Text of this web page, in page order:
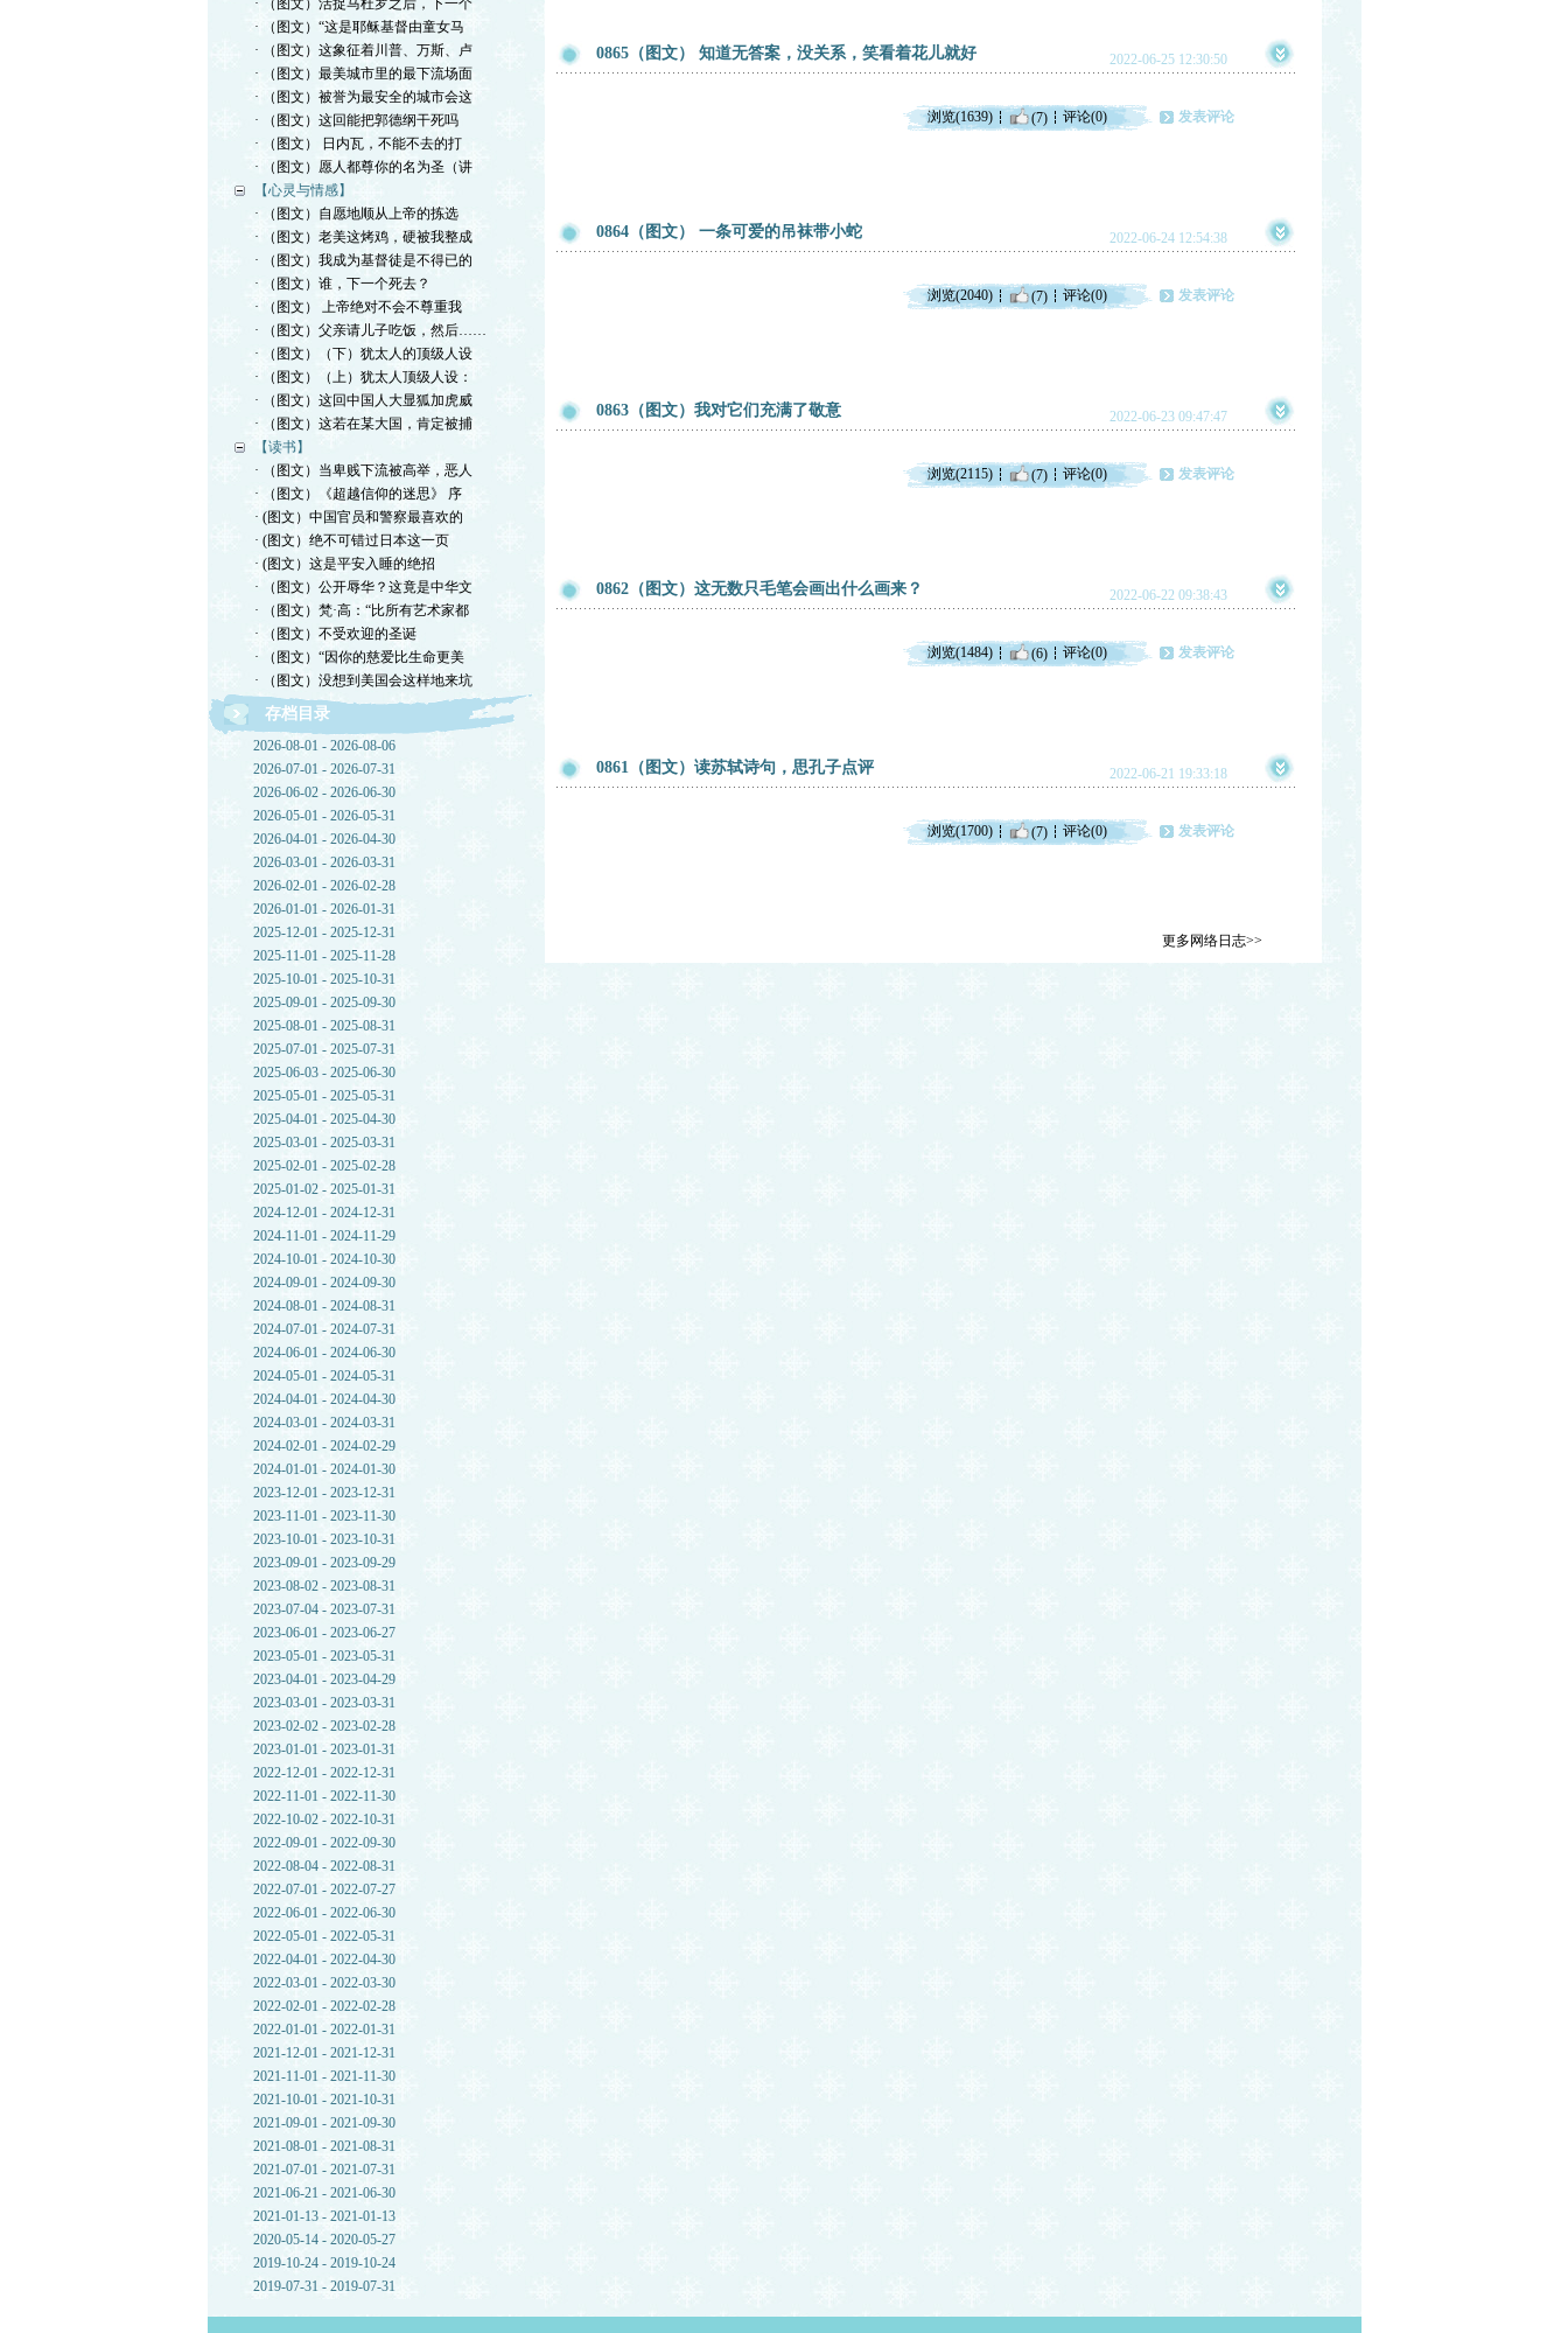
· （图文）活捉马杜罗之后，下一个
· （图文）“这是耶稣基督由童女马
· （图文）这象征着川普、万斯、卢
· （图文）最美城市里的最下流场面
· （图文）被誉为最安全的城市会这
· （图文）这回能把郭德纲干死吗
· （图文） 日内瓦，不能不去的打
· （图文）愿人都尊你的名为圣（讲
【心灵与情感】
· （图文）自愿地顺从上帝的拣选
· （图文）老美这烤鸡，硬被我整成
· （图文）我成为基督徒是不得已的
· （图文）谁，下一个死去？
· （图文） 上帝绝对不会不尊重我
· （图文）父亲请儿子吃饭，然后……
· （图文）（下）犹太人的顶级人设
· （图文）（上）犹太人顶级人设：
· （图文）这回中国人大显狐加虎威
· （图文）这若在某大国，肯定被捕
【读书】
· （图文）当卑贱下流被高举，恶人
· （图文）《超越信仰的迷思》 序
· (图文）中国官员和警察最喜欢的
· (图文）绝不可错过日本这一页
· (图文）这是平安入睡的绝招
· （图文）公开辱华？这竟是中华文
· （图文）梵·高：“比所有艺术家都
· （图文）不受欢迎的圣诞
· （图文）“因你的慈爱比生命更美
· （图文）没想到美国会这样地来坑
存档目录
2026-08-01 - 2026-08-06
2026-07-01 - 2026-07-31
2026-06-02 - 2026-06-30
2026-05-01 - 2026-05-31
2026-04-01 - 2026-04-30
2026-03-01 - 2026-03-31
2026-02-01 - 2026-02-28
2026-01-01 - 2026-01-31
2025-12-01 - 2025-12-31
2025-11-01 - 2025-11-28
2025-10-01 - 2025-10-31
2025-09-01 - 2025-09-30
2025-08-01 - 2025-08-31
2025-07-01 - 2025-07-31
2025-06-03 - 2025-06-30
2025-05-01 - 2025-05-31
2025-04-01 - 2025-04-30
2025-03-01 - 2025-03-31
2025-02-01 - 2025-02-28
2025-01-02 - 2025-01-31
2024-12-01 - 2024-12-31
2024-11-01 - 2024-11-29
2024-10-01 - 2024-10-30
2024-09-01 - 2024-09-30
2024-08-01 - 2024-08-31
2024-07-01 - 2024-07-31
2024-06-01 - 2024-06-30
2024-05-01 - 2024-05-31
2024-04-01 - 2024-04-30
2024-03-01 - 2024-03-31
2024-02-01 - 2024-02-29
2024-01-01 - 2024-01-30
2023-12-01 - 2023-12-31
2023-11-01 - 2023-11-30
2023-10-01 - 2023-10-31
2023-09-01 - 2023-09-29
2023-08-02 - 2023-08-31
2023-07-04 - 2023-07-31
2023-06-01 - 2023-06-27
2023-05-01 - 2023-05-31
2023-04-01 - 2023-04-29
2023-03-01 - 2023-03-31
2023-02-02 - 2023-02-28
2023-01-01 - 2023-01-31
2022-12-01 - 2022-12-31
2022-11-01 - 2022-11-30
2022-10-02 - 2022-10-31
2022-09-01 - 2022-09-30
2022-08-04 - 2022-08-31
2022-07-01 - 2022-07-27
2022-06-01 - 2022-06-30
2022-05-01 - 2022-05-31
2022-04-01 - 2022-04-30
2022-03-01 - 2022-03-30
2022-02-01 - 2022-02-28
2022-01-01 - 2022-01-31
2021-12-01 - 2021-12-31
2021-11-01 - 2021-11-30
2021-10-01 - 2021-10-31
2021-09-01 - 2021-09-30
2021-08-01 - 2021-08-31
2021-07-01 - 2021-07-31
2021-06-21 - 2021-06-30
2021-01-13 - 2021-01-13
2020-05-14 - 2020-05-27
2019-10-24 - 2019-10-24
2019-07-31 - 2019-07-31
0865（图文） 知道无答案，没关系，笑看着花儿就好 2022-06-25 12:30:50
浏览(1639) (7) 评论(0) 发表评论
0864（图文） 一条可爱的吊袜带小蛇 2022-06-24 12:54:38
浏览(2040) (7) 评论(0) 发表评论
0863（图文）我对它们充满了敬意 2022-06-23 09:47:47
浏览(2115) (7) 评论(0) 发表评论
0862（图文）这无数只毛笔会画出什么画来？ 2022-06-22 09:38:43
浏览(1484) (6) 评论(0) 发表评论
0861（图文）读苏轼诗句，思孔子点评 2022-06-21 19:33:18
浏览(1700) (7) 评论(0) 发表评论
更多网络日志>>